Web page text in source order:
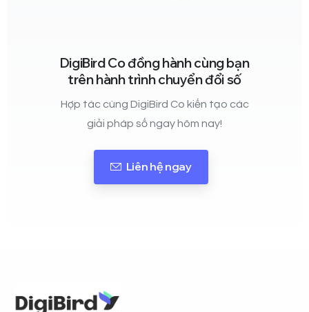
DigiBird Co đồng hành cùng bạn
trên hành trình chuyển đổi số
Hợp tác cùng DigiBird Co kiến tạo các
giải pháp số ngay hôm nay!
Liên hệ ngay